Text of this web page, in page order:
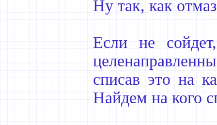
Ну так, как
Если не
списав это на
Найдем на кого